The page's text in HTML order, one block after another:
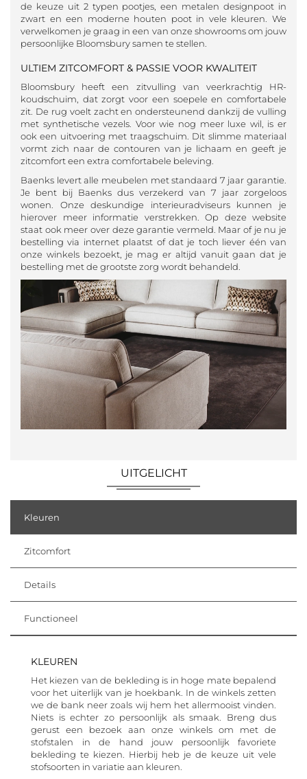
de keuze uit 2 typen pootjes, een metalen designpoot in
zwart en een moderne houten poot in vele kleuren. We
verwelkomen je graag in een van onze showrooms om jouw
persoonlijke Bloomsbury samen te stellen.
ULTIEM ZITCOMFORT & PASSIE VOOR KWALITEIT
Bloomsbury heeft een zitvulling van veerkrachtig HR-
koudschuim, dat zorgt voor een soepele en comfortabele
zit. De rug voelt zacht en ondersteunend dankzij de vulling
met synthetische vezels. Voor wie nog meer luxe wil, is er
ook een uitvoering met traagschuim. Dit slimme materiaal
vormt zich naar de contouren van je lichaam en geeft je
zitcomfort een extra comfortabele beleving.
Baenks levert alle meubelen met standaard 7 jaar garantie.
Je bent bij Baenks dus verzekerd van 7 jaar zorgeloos
wonen. Onze deskundige interieuradviseurs kunnen je
hierover meer informatie verstrekken. Op deze website
staat ook meer over deze garantie vermeld. Maar of je nu je
bestelling via internet plaatst of dat je toch liever één van
onze winkels bezoekt, je mag er altijd vanuit gaan dat je
bestelling met de grootste zorg wordt behandeld.
UITGELICHT
Kleuren
Zitcomfort
Details
Functioneel
KLEUREN
Het kiezen van de bekleding is in hoge mate bepalend
voor het uiterlijk van je hoekbank. In de winkels zetten
we de bank neer zoals wij hem het allermooist vinden.
Niets is echter zo persoonlijk als smaak. Breng dus
gerust een bezoek aan onze winkels om met de
stofstalen in de hand jouw persoonlijk favoriete
bekleding te kiezen. Hierbij heb je de keuze uit vele
stofsoorten in variatie aan kleuren.